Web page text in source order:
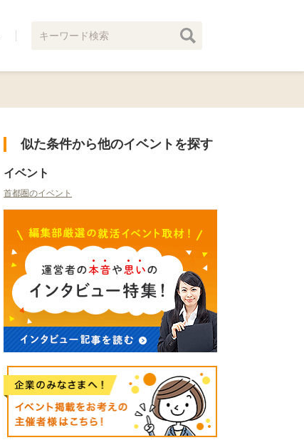
似た条件から他のイベントを探す
イベント
首都圏のイベント